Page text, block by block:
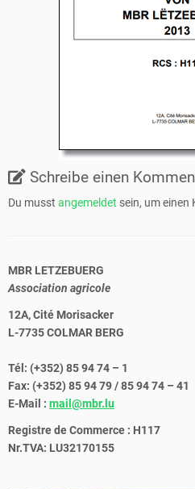
Schreibe einen
Du musst angemeldet sein, um einen
MBR LETZEBUERG
Association agricole
12A, Cité Morisacker
L-7735 COLMAR BERG
Tél: (+352) 85 94 74 – 1
Fax: (+352) 85 94 79 / 85 94 74 – 41
E-Mail : mail@mbr.lu
Registre de Commerce : H117
Nr.TVA: LU32170155